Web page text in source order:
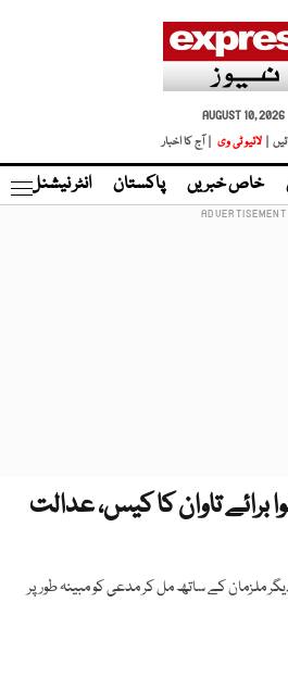
AUGUST 10, 2026
|
لائیو ٹی وی | آج کا اخبار
خاص خبریں پاکستان انٹر نیشنل
برائے تاوان کا کیس، عدالت
ملزمان کے ساتھ مل کر مدعی کو مبینہ طور پر